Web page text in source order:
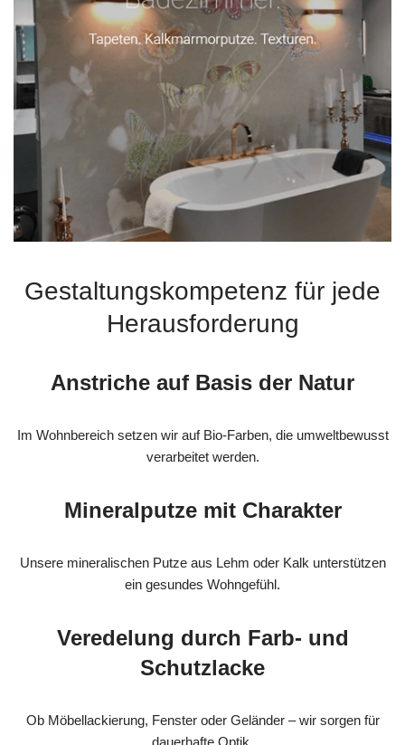
Gestaltungskompetenz für jede
Herausforderung
Anstriche auf Basis der Natur
Im Wohnbereich setzen wir auf Bio-Farben, die umweltbewusst
verarbeitet werden.
Mineralputze mit Charakter
Unsere mineralischen Putze aus Lehm oder Kalk unterstützen
ein gesundes Wohngefühl.
Veredelung durch Farb- und
Schutzlacke
Ob Möbellackierung, Fenster oder Geländer – wir sorgen für